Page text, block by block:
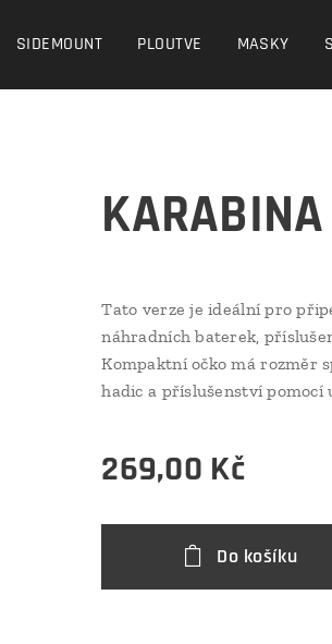
SIDEMOUNT PLOUTVE MASKY
Tato verze je ideální pro
náhradních baterek,
Kompaktní očko má rozměr
hadic a příslušenství pomocí
269,00 Kč
Do košíku